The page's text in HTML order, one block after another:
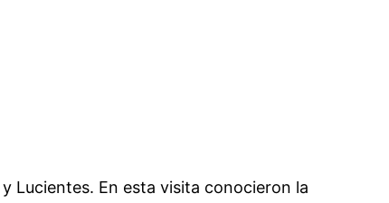
Lucientes. En esta visita conocieron la